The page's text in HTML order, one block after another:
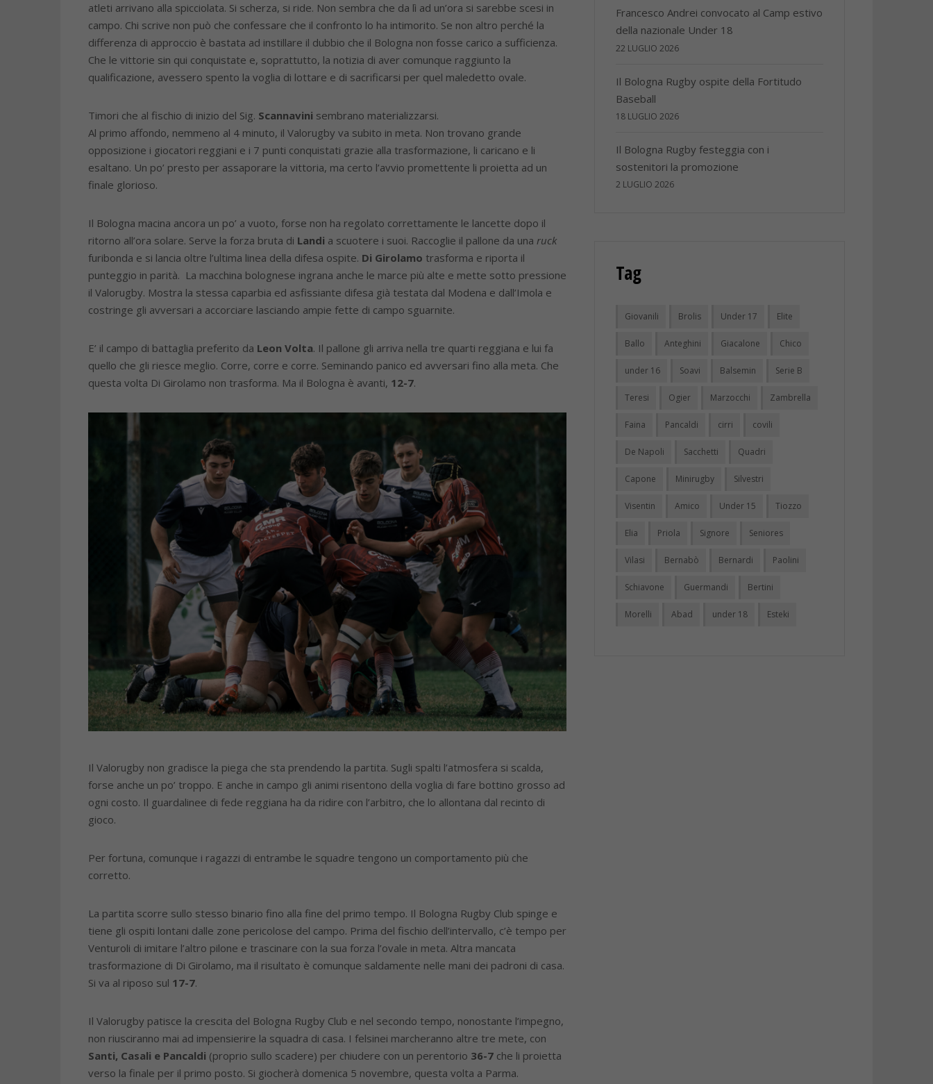
atleti arrivano alla spicciolata. Si scherza, si ride. Non sembra che da lì ad un’ora si sarebbe scesi in
campo. Chi scrive non può che confessare che il confronto lo ha intimorito. Se non altro perché la
differenza di approccio è bastata ad instillare il dubbio che il Bologna non fosse carico a sufficienza.
Che le vittorie sin qui conquistate e, soprattutto, la notizia di aver comunque raggiunto la
qualificazione, avessero spento la voglia di lottare e di sacrificarsi per quel maledetto ovale.
Timori che al fischio di inizio del Sig. Scannavini sembrano materializzarsi.
Al primo affondo, nemmeno al 4 minuto, il Valorugby va subito in meta. Non trovano grande
opposizione i giocatori reggiani e i 7 punti conquistati grazie alla trasformazione, li caricano e li
esaltano. Un po’ presto per assaporare la vittoria, ma certo l’avvio promettente li proietta ad un
finale glorioso.
Il Bologna macina ancora un po’ a vuoto, forse non ha regolato correttamente le lancette dopo il
ritorno all’ora solare. Serve la forza bruta di Landi a scuotere i suoi. Raccoglie il pallone da una ruck
furibonda e si lancia oltre l’ultima linea della difesa ospite. Di Girolamo trasforma e riporta il
punteggio in parità. La macchina bolognese ingrana anche le marce più alte e mette sotto pressione
il Valorugby. Mostra la stessa caparbia ed asfissiante difesa già testata dal Modena e dall’Imola e
costringe gli avversari a accorciare lasciando ampie fette di campo sguarnite.
E’ il campo di battaglia preferito da Leon Volta. Il pallone gli arriva nella tre quarti reggiana e lui fa
quello che gli riesce meglio. Corre, corre e corre. Seminando panico ed avversari fino alla meta. Che
questa volta Di Girolamo non trasforma. Ma il Bologna è avanti, 12-7.
Il Valorugby non gradisce la piega che sta prendendo la partita. Sugli spalti l’atmosfera si scalda,
forse anche un po’ troppo. E anche in campo gli animi risentono della voglia di fare bottino grosso ad
ogni costo. Il guardalinee di fede reggiana ha da ridire con l’arbitro, che lo allontana dal recinto di
gioco.
Per fortuna, comunque i ragazzi di entrambe le squadre tengono un comportamento più che
corretto.
La partita scorre sullo stesso binario fino alla fine del primo tempo. Il Bologna Rugby Club spinge e
tiene gli ospiti lontani dalle zone pericolose del campo. Prima del fischio dell’intervallo, c’è tempo per
Venturoli di imitare l’altro pilone e trascinare con la sua forza l’ovale in meta. Altra mancata
trasformazione di Di Girolamo, ma il risultato è comunque saldamente nelle mani dei padroni di casa.
Si va al riposo sul 17-7.
Il Valorugby patisce la crescita del Bologna Rugby Club e nel secondo tempo, nonostante l’impegno,
non riusciranno mai ad impensierire la squadra di casa. I felsinei marcheranno altre tre mete, con
Santi, Casali e Pancaldi (proprio sullo scadere) per chiudere con un perentorio 36-7 che li proietta
verso la finale per il primo posto. Si giocherà domenica 5 novembre, questa volta a Parma.
Francesco Andrei convocato al Camp estivo
della nazionale Under 18
22 LUGLIO 2026
Il Bologna Rugby ospite della Fortitudo
Baseball
18 LUGLIO 2026
Il Bologna Rugby festeggia con i
sostenitori la promozione
2 LUGLIO 2026
Tag
Giovanili Brolis Under 17 Elite
Ballo Anteghini Giacalone Chico
under 16 Soavi Balsemin Serie B
Teresi Ogier Marzocchi Zambrella
Faina Pancaldi cirri covili
De Napoli Sacchetti Quadri
Capone Minirugby Silvestri
Visentin Amico Under 15 Tiozzo
Elia Priola Signore Seniores
Vilasi Bernabò Bernardi Paolini
Schiavone Guermandi Bertini
Morelli Abad under 18 Esteki